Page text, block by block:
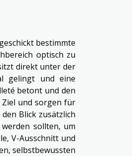
bestimmte
optisch zu
direkt unter der
gelingt und eine
betont und den
und sorgen für
Blick zusätzlich
sollten, um
V-Ausschnitt und
selbstbewussten